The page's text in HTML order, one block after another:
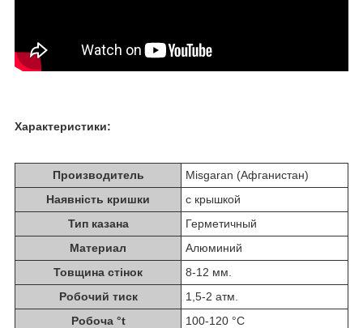
Характеристики:
Производитель
Misgaran (Афганистан)
Наявність кришки
с крышкой
Тип казана
Герметичный
Материал
Алюминий
Товщина стінок
8-12 мм.
Робочий тиск
1,5-2 атм.
Робоча °t
100-120 °C